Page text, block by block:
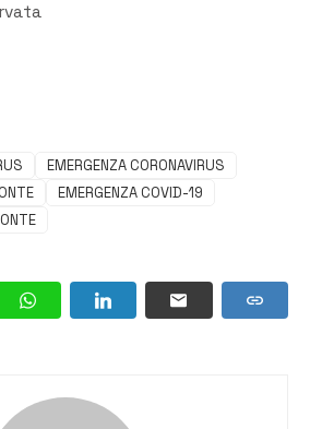
EMERGENZA CORONAVIRUS
EMERGENZA COVID-19